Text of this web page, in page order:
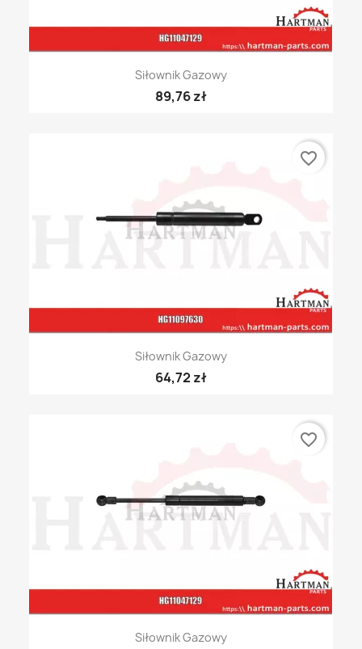
Siłownik Gazowy
89,76 zł
Siłownik Gazowy
64,72 zł
favorite_border
Siłownik Gazowy
favorite_border